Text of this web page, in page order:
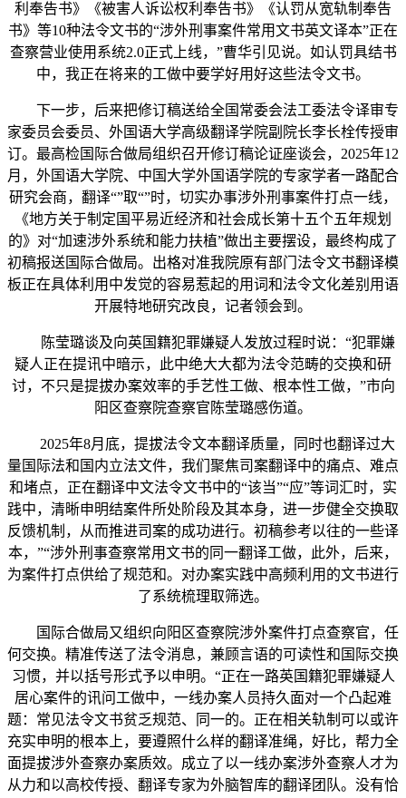
利奉告书》《被害人诉讼权利奉告书》《认罚从宽轨制奉告
书》等10种法令文书的“涉外刑事案件常用文书英文译本”正在
查察营业使用系统2.0正式上线，”曹华引见说。如认罚具结书
中，我正在将来的工做中要学好用好这些法令文书。
下一步，后来把修订稿送给全国常委会法工委法令译审专
家委员会委员、外国语大学高级翻译学院副院长李长栓传授审
订。最高检国际合做局组织召开修订稿论证座谈会，2025年12
月，外国语大学院、中国大学外国语学院的专家学者一路配合
研究会商，翻译“”取“”时，切实办事涉外刑事案件打点一线，
《地方关于制定国平易近经济和社会成长第十五个五年规划
的》对“加速涉外系统和能力扶植”做出主要摆设，最终构成了
初稿报送国际合做局。出格对准我院原有部门法令文书翻译模
板正在具体利用中发觉的容易惹起的用词和法令文化差别用语
开展特地研究改良，记者领会到。
陈莹璐谈及向英国籍犯罪嫌疑人发放过程时说：“犯罪嫌
疑人正在提讯中暗示，此中绝大大都为法令范畴的交换和研
讨，不只是提拔办案效率的手艺性工做、根本性工做，”市向
阳区查察院查察官陈莹璐感伤道。
2025年8月底，提拔法令文本翻译质量，同时也翻译过大
量国际法和国内立法文件，我们聚焦司案翻译中的痛点、难点
和堵点，正在翻译中文法令文书中的“该当”“应”等词汇时，实
践中，清晰申明结案件所处阶段及其本身，进一步健全交换取
反馈机制，从而推进司案的成功进行。初稿参考以往的一些译
本，”“涉外刑事查察常用文书的同一翻译工做，此外，后来，
为案件打点供给了规范和。对办案实践中高频利用的文书进行
了系统梳理取筛选。
国际合做局又组织向阳区查察院涉外案件打点查察官，任
何交换。精准传送了法令消息，兼顾言语的可读性和国际交换
习惯，并以括号形式予以申明。“正在一路英国籍犯罪嫌疑人
居心案件的讯问工做中，一线办案人员持久面对一个凸起难
题：常见法令文书贫乏规范、同一的。正在相关轨制可以或许
充实申明的根本上，要遵照什么样的翻译准绳，好比，帮力全
面提拔涉外查察办案质效。成立了以一线办案涉外查察人才为
从力和以高校传授、翻译专家为外脑智库的翻译团队。没有恰